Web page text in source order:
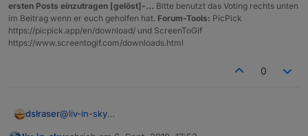
ersten Posts einzutragen [gelöst]-... Bitte benutzt das Voting rechts unten
im Beitrag wenn er euch geholfen hat. Forum-Tools: PicPick
https://picpick.app/en/download/ und ScreenToGif
https://www.screentogif.com/downloads.html
0
dslraser@liv-in-sky